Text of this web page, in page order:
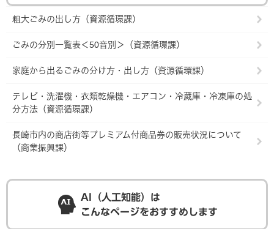
粗大ごみの出し方（資源循環課）
ごみの分別一覧表＜50音別＞（資源循環課）
家庭から出るごみの分け方・出し方（資源循環課）
テレビ・洗濯機・衣類乾燥機・エアコン・冷蔵庫・冷凍庫の処
分方法（資源循環課）
長崎市内の商店街等プレミアム付商品券の販売状況について
（商業振興課）
AI（人工知能）は
こんなページをおすすめします